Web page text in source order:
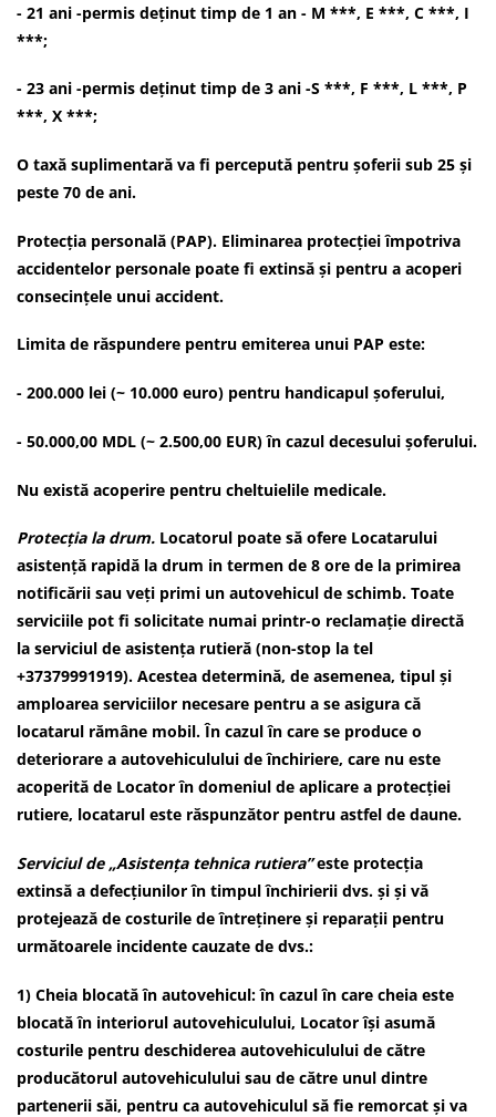
- 21 ani -permis deținut timp de 1 an - M ***, E ***, C ***, I
***;
- 23 ani -permis deținut timp de 3 ani -S ***, F ***, L ***, P
***, X ***;
O taxă suplimentară va fi percepută pentru șoferii sub 25 și
peste 70 de ani.
Protecția personală (PAP). Eliminarea protecției împotriva
accidentelor personale poate fi extinsă și pentru a acoperi
consecințele unui accident.
Limita de răspundere pentru emiterea unui PAP este:
- 200.000 lei (~ 10.000 euro) pentru handicapul șoferului,
- 50.000,00 MDL (~ 2.500,00 EUR) în cazul decesului șoferului.
Nu există acoperire pentru cheltuielile medicale.
Protecția la drum. Locatorul poate să ofere Locatarului
asistență rapidă la drum in termen de 8 ore de la primirea
notificării sau veți primi un autovehicul de schimb. Toate
serviciile pot fi solicitate numai printr-o reclamație directă
la serviciul de asistența rutieră (non-stop la tel
+37379991919). Acestea determină, de asemenea, tipul și
amploarea serviciilor necesare pentru a se asigura că
locatarul rămâne mobil. În cazul în care se produce o
deteriorare a autovehiculului de închiriere, care nu este
acoperită de Locator în domeniul de aplicare a protecției
rutiere, locatarul este răspunzător pentru astfel de daune.
Serviciul de „Asistența tehnica rutiera”este protecția
extinsă a defecțiunilor în timpul închirierii dvs. și și vă
protejează de costurile de întreținere și reparații pentru
următoarele incidente cauzate de dvs.:
1) Cheia blocată în autovehicul: în cazul în care cheia este
blocată în interiorul autovehiculului, Locator își asumă
costurile pentru deschiderea autovehiculului de către
producătorul autovehiculului sau de către unul dintre
partenerii săi, pentru ca autovehiculul să fie remorcat și va